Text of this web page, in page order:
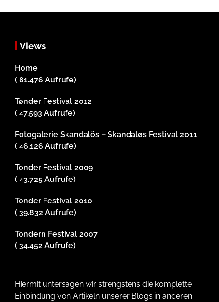
Views
Home
( 81.476 Aufrufe)
Tønder Festival 2012
( 47.593 Aufrufe)
Fotogalerie Skandalös – Skandaløs Festival 2011
( 46.126 Aufrufe)
Tonder Festival 2009
( 43.725 Aufrufe)
Tonder Festival 2010
( 39.832 Aufrufe)
Tondern Festival 2007
( 34.452 Aufrufe)
Hiermit untersagen wir strengstens die komplette
Einbindung von Artikeln unserer Blogs in anderen